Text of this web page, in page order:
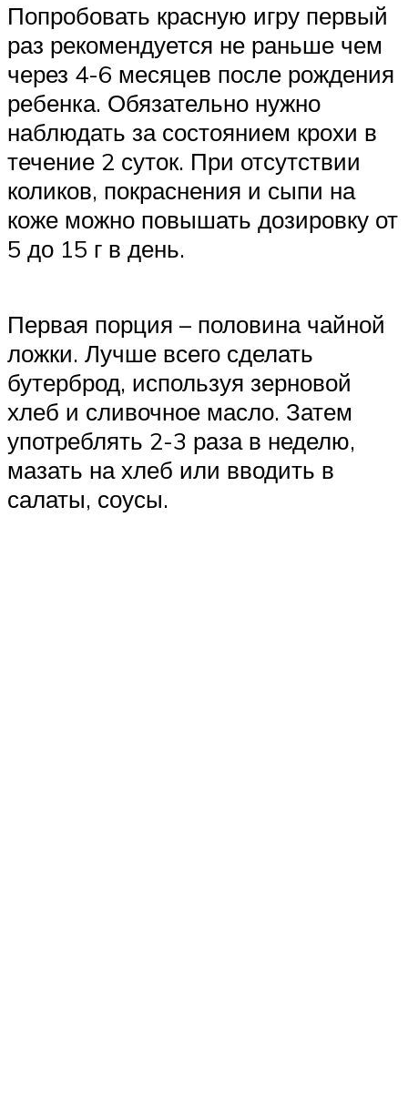
Попробовать красную игру первый
раз рекомендуется не раньше чем
через 4-6 месяцев после рождения
ребенка. Обязательно нужно
наблюдать за состоянием крохи в
течение 2 суток. При отсутствии
коликов, покраснения и сыпи на
коже можно повышать дозировку от
5 до 15 г в день.
Первая порция – половина чайной
ложки. Лучше всего сделать
бутерброд, используя зерновой
хлеб и сливочное масло. Затем
употреблять 2-3 раза в неделю,
мазать на хлеб или вводить в
салаты, соусы.